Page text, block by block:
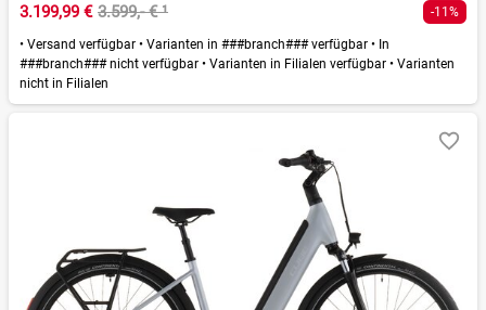
3.199,99 € 3.599,- €¹ -11%
• Versand verfügbar • Varianten in ###branch### verfügbar • In
###branch### nicht verfügbar • Varianten in Filialen verfügbar • Varianten
nicht in Filialen